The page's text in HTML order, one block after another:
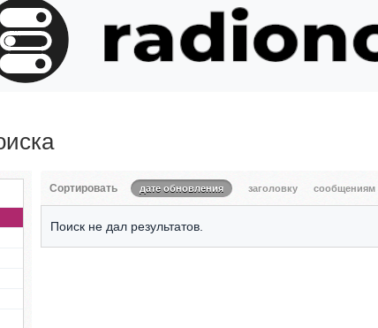
Сортировать дате обновления заголовку сообщениям
Поиск не дал результатов.